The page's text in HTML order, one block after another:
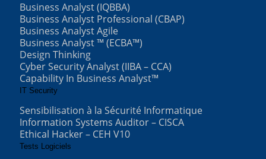
Business Analyst (IQBBA)
Business Analyst Professional (CBAP)
Business Analyst Agile
Business Analyst ™ (ECBA™)
Design Thinking
Cyber Security Analyst (IIBA – CCA)
Capability In Business Analyst™
IT Security
Sensibilisation à la Sécurité Informatique
Information Systems Auditor – CISCA
Ethical Hacker – CEH V10
Tests Logiciels